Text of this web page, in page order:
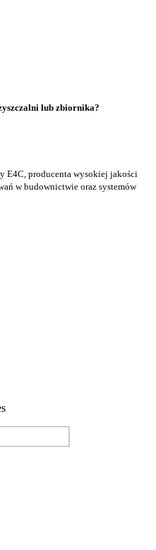
lub zbiornika?
E4C, producenta wysokiej jakości
w budownictwie oraz systemów